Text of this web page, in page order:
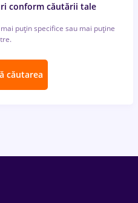
conform căutării tale
puțin specifice sau mai puține
căutarea